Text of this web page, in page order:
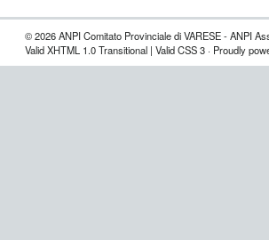
© 2026 ANPI Comitato Provinciale di VARESE - ANPI
Valid XHTML 1.0 Transitional | Valid CSS 3 · Proudly